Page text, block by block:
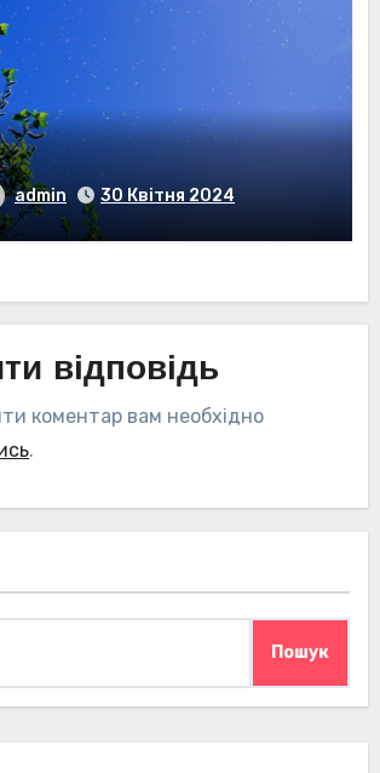
admin 30 Квітня 2024
відповідь
коментар вам необхідно
.
Пошук